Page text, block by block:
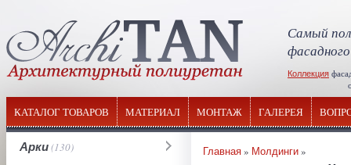
Самый
Коллекция
КАТАЛОГ ТОВАРОВ МАТЕРИАЛ МОНТАЖ ГАЛЕРЕЯ
Арки(130) Главная» Молдинги»